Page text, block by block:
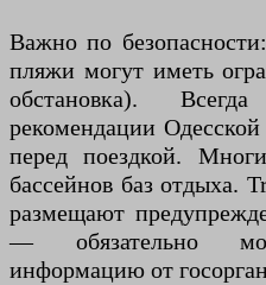
Важно по
пляжи могут иметь
обстановка).
рекомендации
перед поездкой.
бассейнов баз отдыха.
размещают
— обязательно
информацию от